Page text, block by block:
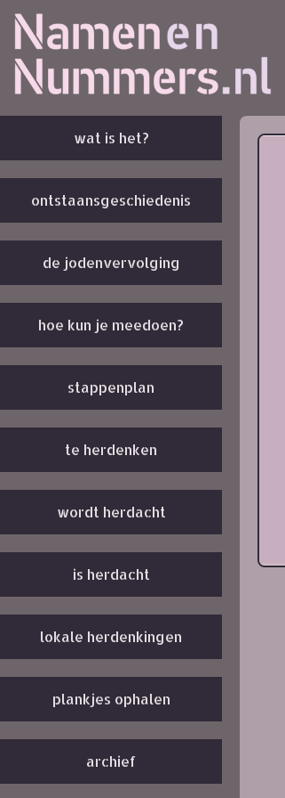
wat is het?
ontstaansgeschiedenis
de jodenvervolging
hoe kun je meedoen?
stappenplan
te herdenken
wordt herdacht
is herdacht
lokale herdenkingen
plankjes ophalen
archief